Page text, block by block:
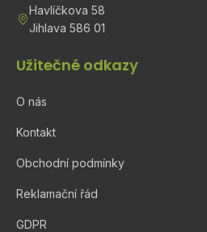
Havlíčkova 58
Jihlava 586 01
Užitečné odkazy
O nás
Kontakt
Obchodní podmínky
Reklamační řád
GDPR